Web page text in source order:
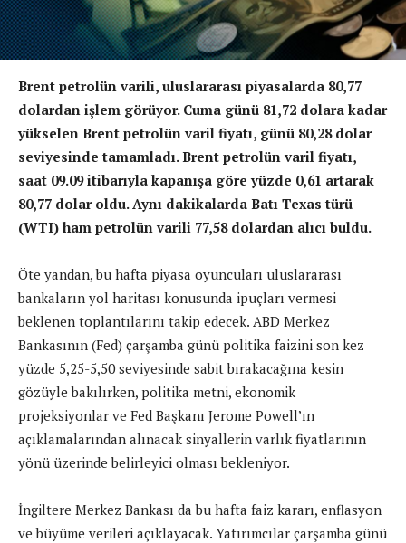
Brent petrolün varili, uluslararası piyasalarda 80,77
dolardan işlem görüyor. Cuma günü 81,72 dolara kadar
yükselen Brent petrolün varil fiyatı, günü 80,28 dolar
seviyesinde tamamladı. Brent petrolün varil fiyatı,
saat 09.09 itibarıyla kapanışa göre yüzde 0,61 artarak
80,77 dolar oldu. Aynı dakikalarda Batı Texas türü
(WTI) ham petrolün varili 77,58 dolardan alıcı buldu.
Öte yandan, bu hafta piyasa oyuncuları uluslararası
bankaların yol haritası konusunda ipuçları vermesi
beklenen toplantılarını takip edecek. ABD Merkez
Bankasının (Fed) çarşamba günü politika faizini son kez
yüzde 5,25-5,50 seviyesinde sabit bırakacağına kesin
gözüyle bakılırken, politika metni, ekonomik
projeksiyonlar ve Fed Başkanı Jerome Powell’ın
açıklamalarından alınacak sinyallerin varlık fiyatlarının
yönü üzerinde belirleyici olması bekleniyor.
İngiltere Merkez Bankası da bu hafta faiz kararı, enflasyon
ve büyüme verileri açıklayacak. Yatırımcılar çarşamba günü